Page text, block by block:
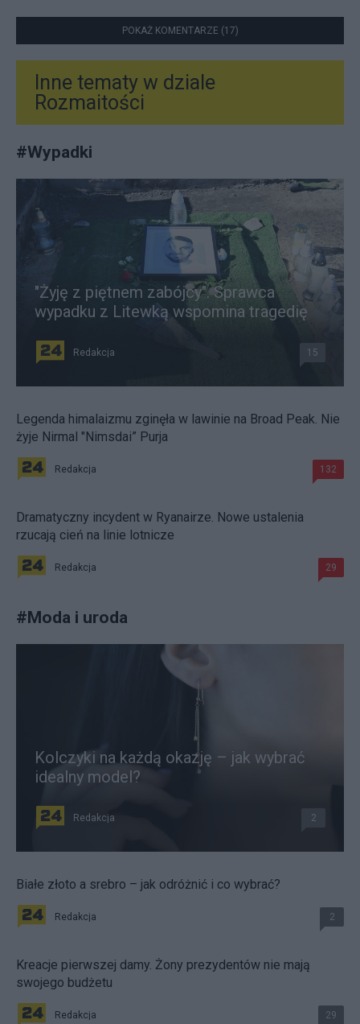
POKAŻ KOMENTARZE (17)
Inne tematy w dziale
Rozmaitości
#Wypadki
"Żyję z piętnem zabójcy". Sprawca
wypadku z Litewką wspomina tragedię
Redakcja 15
Legenda himalaizmu zginęła w lawinie na Broad Peak. Nie
żyje Nirmal "Nimsdai” Purja
Redakcja 132
Dramatyczny incydent w Ryanairze. Nowe ustalenia
rzucają cień na linie lotnicze
Redakcja 29
#Moda i uroda
Kolczyki na każdą okazję – jak wybrać
idealny model?
Redakcja 2
Białe złoto a srebro – jak odróżnić i co wybrać?
Redakcja 2
Kreacje pierwszej damy. Żony prezydentów nie mają
swojego budżetu
Redakcja 29